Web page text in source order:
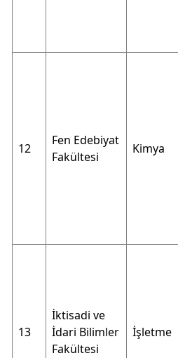
12
Fen Edebiyat
Fakültesi
Kimya
13
İktisadi ve
İdari Bilimler
Fakültesi
İşletme